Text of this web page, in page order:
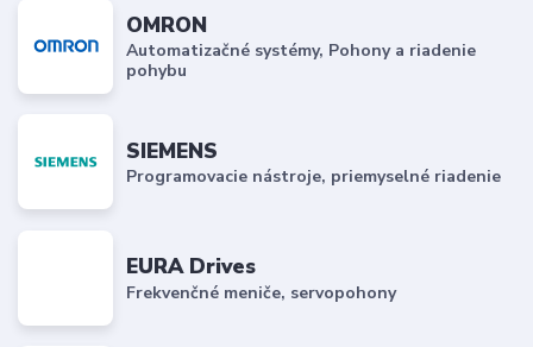
OMRON
Automatizačné systémy, Pohony a riadenie
pohybu
SIEMENS
Programovacie nástroje, priemyselné riadenie
EURA Drives
Frekvenčné meniče, servopohony